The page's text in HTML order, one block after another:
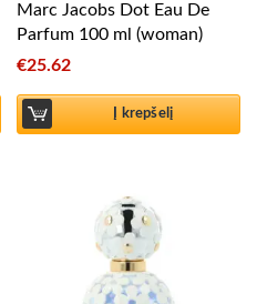
Marc Jacobs Dot Eau De
Parfum 100 ml (woman)
€25.62
Į krepšelį